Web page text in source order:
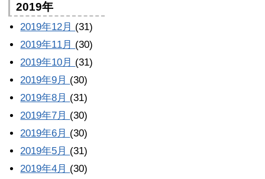
2019年
2019年12月 (31)
2019年11月 (30)
2019年10月 (31)
2019年9月 (30)
2019年8月 (31)
2019年7月 (30)
2019年6月 (30)
2019年5月 (31)
2019年4月 (30)